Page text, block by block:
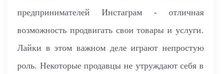
предпринимателей Инстаграм - отличная
возможность продвигать свои товары и услуги.
Лайки в этом важном деле играют непростую
роль. Некоторые продавцы не утруждают себя в